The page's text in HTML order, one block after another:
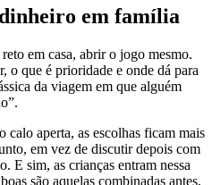
em família
em casa, abrir o jogo mesmo.
o que é prioridade e onde dá para
da viagem em que alguém
calo aperta, as escolhas ficam mais
em vez de discutir depois com
E sim, as crianças entram nessa
são aquelas combinadas antes,